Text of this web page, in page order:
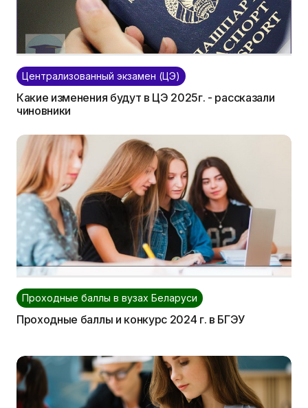
Централизованный экзамен (ЦЭ)
Какие изменения будут в ЦЭ 2025г. - рассказали
чиновники
Проходные баллы в вузах Беларуси
Проходные баллы и конкурс 2024 г. в БГЭУ